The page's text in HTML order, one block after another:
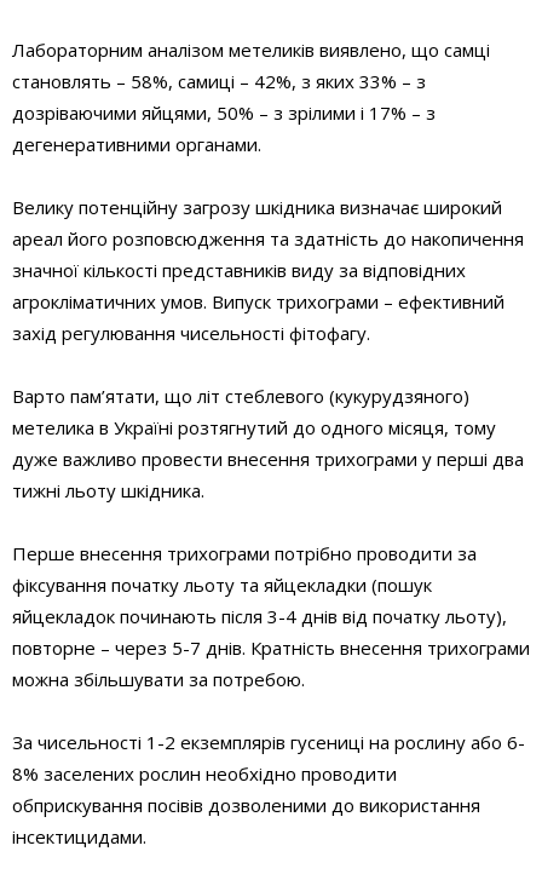
Лабораторним аналізом метеликів виявлено, що самці
становлять – 58%, самиці – 42%, з яких 33% – з
дозріваючими яйцями, 50% – з зрілими і 17% – з
дегенеративними органами.
Велику потенційну загрозу шкідника визначає широкий
ареал його розповсюдження та здатність до накопичення
значної кількості представників виду за відповідних
агрокліматичних умов. Випуск трихограми – ефективний
захід регулювання чисельності фітофагу.
Варто пам’ятати, що літ стеблевого (кукурудзяного)
метелика в Україні розтягнутий до одного місяця, тому
дуже важливо провести внесення трихограми у перші два
тижні льоту шкідника.
Перше внесення трихограми потрібно проводити за
фіксування початку льоту та яйцекладки (пошук
яйцекладок починають після 3-4 днів від початку льоту),
повторне – через 5-7 днів. Кратність внесення трихограми
можна збільшувати за потребою.
За чисельності 1-2 екземплярів гусениці на рослину або 6-
8% заселених рослин необхідно проводити
обприскування посівів дозволеними до використання
інсектицидами.